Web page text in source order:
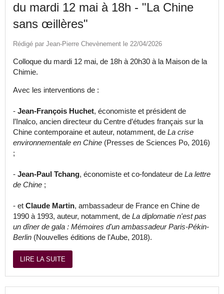
du mardi 12 mai à 18h - "La Chine
sans œillères"
Rédigé par Jean-Pierre Chevènement le 22/04/2026
Colloque du mardi 12 mai, de 18h à 20h30 à la Maison de la
Chimie.
Avec les interventions de :
- Jean-François Huchet, économiste et président de
l’Inalco, ancien directeur du Centre d’études français sur la
Chine contemporaine et auteur, notamment, de La crise
environnementale en Chine (Presses de Sciences Po, 2016)
;
- Jean-Paul Tchang, économiste et co-fondateur de La lettre
de Chine ;
- et Claude Martin, ambassadeur de France en Chine de
1990 à 1993, auteur, notamment, de La diplomatie n'est pas
un dîner de gala : Mémoires d'un ambassadeur Paris-Pékin-
Berlin (Nouvelles éditions de l'Aube, 2018).
LIRE LA SUITE